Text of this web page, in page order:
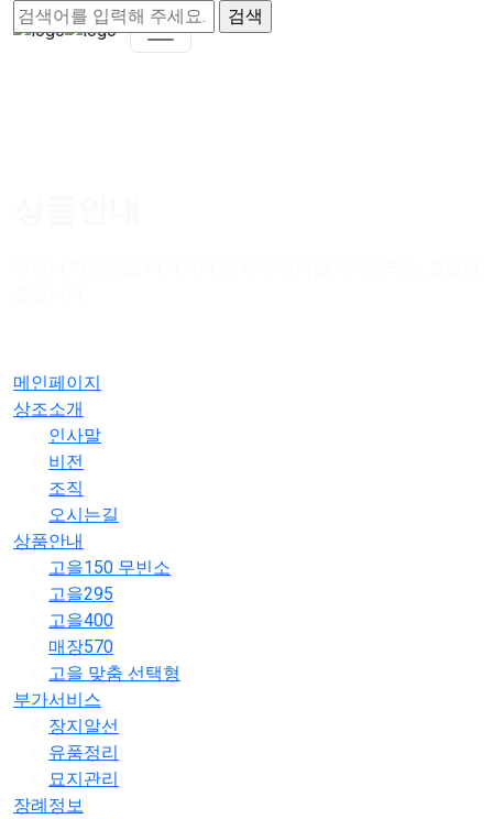
메인페이지
상조소개
인사말
비전
조직
오시는길
상품안내
고을150 무빈소
고을295
고을400
매장570
고을 맞춤 선택형
부가서비스
장지알선
유품정리
묘지관리
장례정보